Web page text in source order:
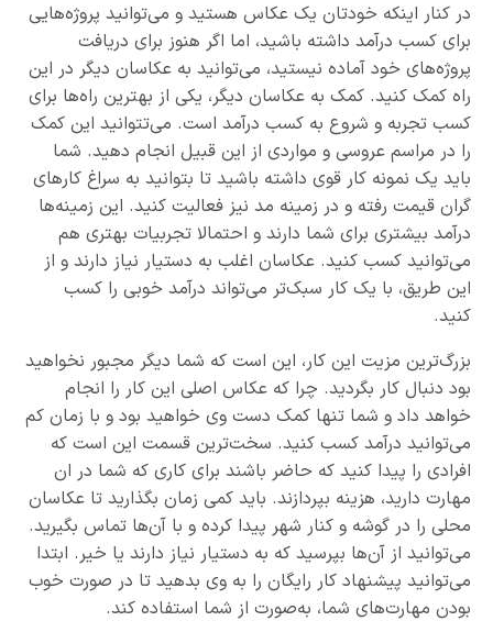
در کنار اینکه خودتان یک عکاس هستید و می‌توانید پروژه‌هایی
برای کسب درآمد داشته باشید، اما اگر هنوز برای دریافت
پروژه‌های خود آماده نیستید، می‌توانید به عکاسان دیگر در این
راه کمک کنید. کمک به عکاسان دیگر، یکی از بهترین راه‌ها برای
کسب تجربه و شروع به کسب درآمد است. می‌تتوانید این کمک
را در مراسم عروسی و مواردی از این قبیل انجام دهید. شما
باید یک نمونه کار قوی داشته باشید تا بتوانید به سراغ کارهای
گران قیمت رفته و در زمینه مد نیز فعالیت کنید. این زمینه‌ها
درآمد بیشتری برای شما دارند و احتمالا تجربیات بهتری هم
می‌توانید کسب کنید. عکاسان اغلب به دستیار نیاز دارند و از
این طریق، با یک کار سبک‌تر می‌تواند درآمد خوبی را کسب
کنید.
بزرگ‌ترین مزیت این کار، این است که شما دیگر مجبور نخواهید
بود دنبال کار بگردید. چرا که عکاس اصلی این کار را انجام
خواهد داد و شما تنها کمک دست وی خواهید بود و با زمان کم
می‌توانید درآمد کسب کنید. سخت‌ترین قسمت این است که
افرادی را پیدا کنید که حاضر باشند برای کاری که شما در ان
مهارت دارید، هزینه بپردازند. باید کمی زمان بگذارید تا عکاسان
محلی را در گوشه و کنار شهر پیدا کرده و با آن‌ها تماس بگیرید.
می‌توانید از آن‌ها بپرسید که به دستیار نیاز دارند یا خیر. ابتدا
می‌توانید پیشنهاد کار رایگان را به وی بدهید تا در صورت خوب
بودن مهارت‌های شما، به‌صورت از شما استفاده کند.